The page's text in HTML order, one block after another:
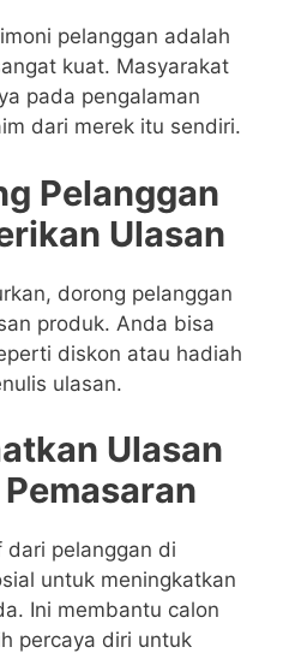
pelanggan adalah
kuat. Masyarakat
pada pengalaman
dari merek itu sendiri.
Pelanggan
Ulasan
dorong pelanggan
produk. Anda bisa
diskon atau hadiah
ulasan.
Ulasan
dari pelanggan di
untuk meningkatkan
Ini membantu calon
percaya diri untuk